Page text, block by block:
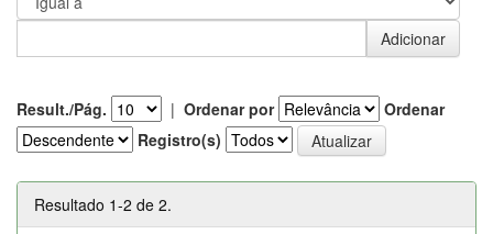
Result./Pág. | Ordenar por
Ordenar
Registro(s)
Resultado 1-2 de 2.